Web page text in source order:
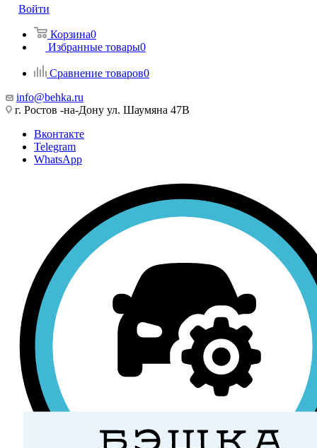
Войти
Корзина0
Избранные товары0
Сравнение товаров0
info@behka.ru
г. Ростов -на-Дону ул. Шаумяна 47В
Вконтакте
Telegram
WhatsApp